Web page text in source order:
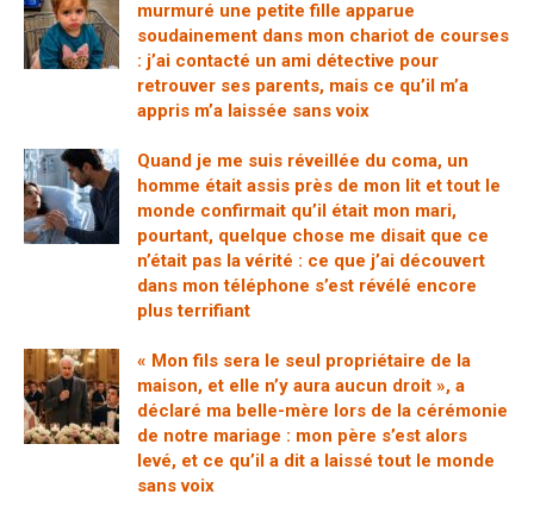
murmuré une petite fille apparue
soudainement dans mon chariot de courses
: j’ai contacté un ami détective pour
retrouver ses parents, mais ce qu’il m’a
appris m’a laissée sans voix
Quand je me suis réveillée du coma, un
homme était assis près de mon lit et tout le
monde confirmait qu’il était mon mari,
pourtant, quelque chose me disait que ce
n’était pas la vérité : ce que j’ai découvert
dans mon téléphone s’est révélé encore
plus terrifiant
« Mon fils sera le seul propriétaire de la
maison, et elle n’y aura aucun droit », a
déclaré ma belle-mère lors de la cérémonie
de notre mariage : mon père s’est alors
levé, et ce qu’il a dit a laissé tout le monde
sans voix